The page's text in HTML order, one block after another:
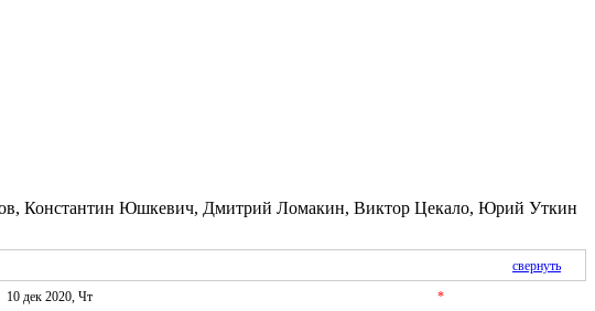
Константин Юшкевич, Дмитрий Ломакин, Виктор Цекало, Юрий Уткин
свернуть
10 дек 2020, Чт
*